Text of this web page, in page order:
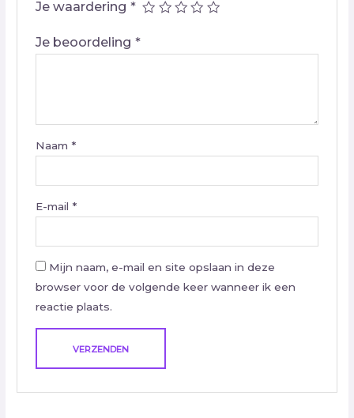
Je waardering *
Je beoordeling *
Naam *
E-mail *
Mijn naam, e-mail en site opslaan in deze
browser voor de volgende keer wanneer ik een
reactie plaats.